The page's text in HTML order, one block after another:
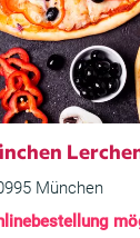
München